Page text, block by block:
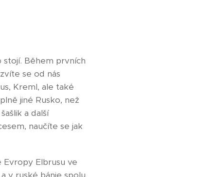
stojí. Během prvních
se od nás
Kreml, ale také
jiné Rusko, než
a další
naučíte se jak
Evropy Elbrusu ve